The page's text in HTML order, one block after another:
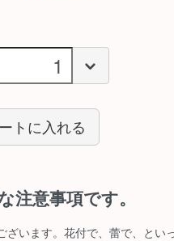
トに入れる
注意事項です。
います。花付で、蕾で、とい